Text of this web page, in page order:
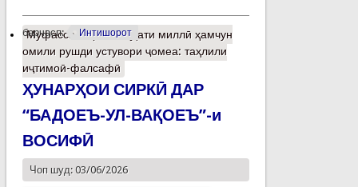
барчасп: Интишорот
Муфассалтаро Ваҳдати миллӣ ҳамчун
омили рушди устувори ҷомеа: таҳлили
иҷтимоӣ-фалсафӣ
ҲУНАРҲОИ СИРКӢ ДАР
“БАДОЕЪ-УЛ-ВАҚОЕЪ”-и
ВОСИФӢ
Чоп шуд: 03/06/2026